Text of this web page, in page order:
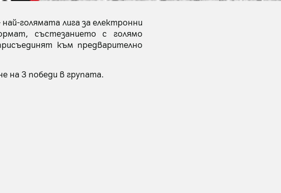
голямата лига за електронни
състезанието с голямо
към предварително
на 3 победи в групата.